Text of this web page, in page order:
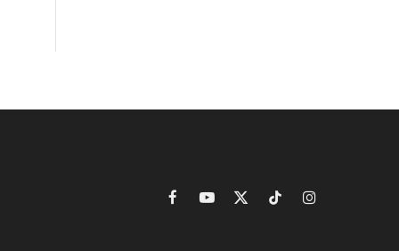
FacebookYouTube
X
TikTokInstagram